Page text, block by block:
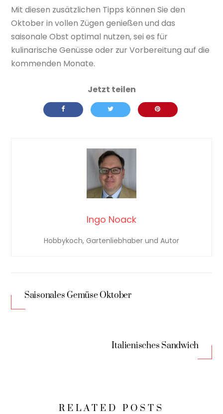
Mit diesen zusätzlichen Tipps können Sie den
Oktober in vollen Zügen genießen und das
saisonale Obst optimal nutzen, sei es für
kulinarische Genüsse oder zur Vorbereitung auf die
kommenden Monate.
Ingo Noack
Hobbykoch, Gartenliebhaber und Autor
Saisonales Gemüse Oktober
Italienisches Sandwich
RELATED POSTS